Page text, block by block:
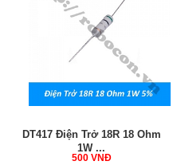
DT417 Điện Trở 18R 18 Ohm
1W ...
500 VNĐ